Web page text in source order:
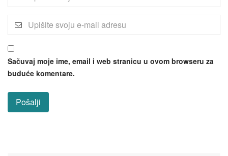
Sačuvaj moje ime, email i web stranicu u ovom browseru za
buduće komentare.